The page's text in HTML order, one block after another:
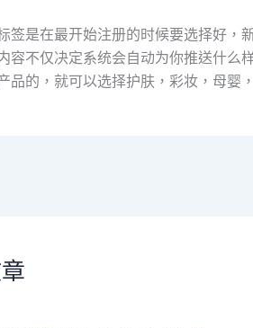
签是在最开始注册的时候要选择好，
容不仅决定系统会自动为你推送什么
品的，就可以选择护肤，彩妆，母婴